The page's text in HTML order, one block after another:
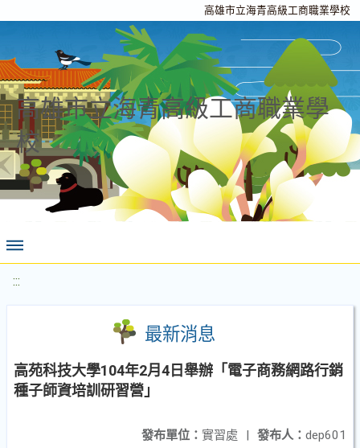
高雄市立海青高級工商職業學校
高雄市立海青高級工商職業學
校
:::
最新消息
高苑科技大學104年2月4日舉辦「電子商務網路行銷
種子師資培訓研習營」
發布人： dep601
發布單位： 實習處 |